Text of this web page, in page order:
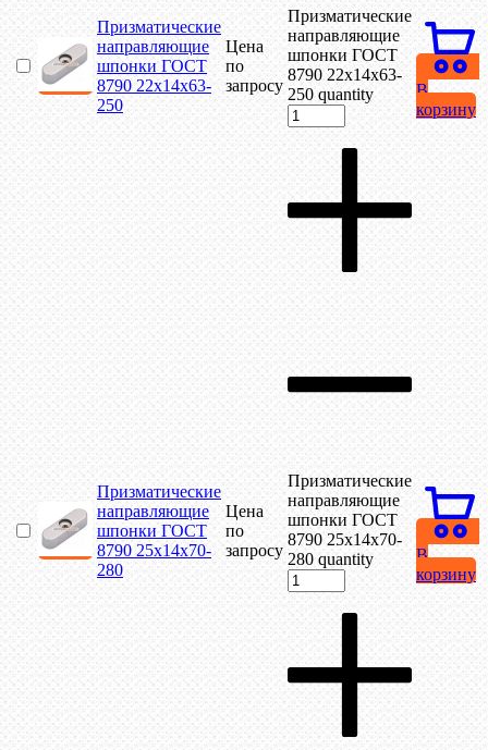
Призматические
направляющие
шпонки ГОСТ
8790 22х14х63-
250
Цена
по
запросу
Призматические
направляющие
шпонки ГОСТ
8790 22х14х63-
250 quantity
В
корзину
Призматические
направляющие
шпонки ГОСТ
8790 25х14х70-
280
Цена
по
запросу
Призматические
направляющие
шпонки ГОСТ
8790 25х14х70-
280 quantity
В
корзину